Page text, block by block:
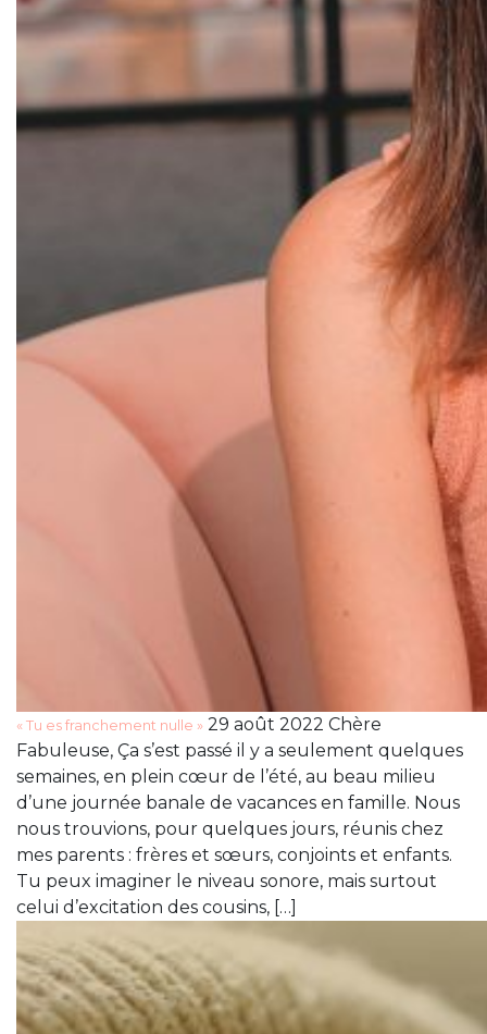
« Tu es franchement nulle » 29 août 2022 Chère
Fabuleuse, Ça s’est passé il y a seulement quelques
semaines, en plein cœur de l’été, au beau milieu
d’une journée banale de vacances en famille. Nous
nous trouvions, pour quelques jours, réunis chez
mes parents : frères et sœurs, conjoints et enfants.
Tu peux imaginer le niveau sonore, mais surtout
celui d’excitation des cousins, […]